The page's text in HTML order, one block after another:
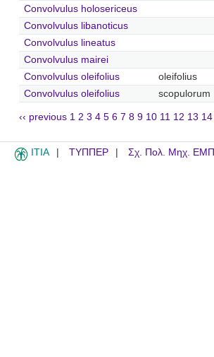
Convolvulus holosericeus
Convolvulus libanoticus
Convolvulus lineatus
Convolvulus mairei
Convolvulus oleifolius
oleifolius
Convolvulus oleifolius
scopulorum
‹‹ previous 1 2 3 4 5 6 7 8 9 10 11 12 13 14
ITIA ΤΥΠΠΕΡ Σχ. Πολ. Μηχ. ΕΜΠ